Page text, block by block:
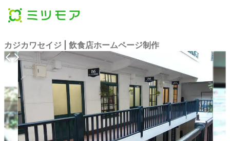
カジカワセイジ | 飲食店ホームページ制作